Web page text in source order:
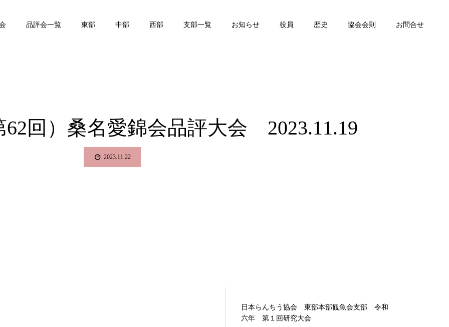
品評会一覧 東部 中部 西部 支部一覧 お知らせ 役員 歴史 協会会則 お問合せ
回）桑名愛錦会品評大会 2023.11.19
2023.11.22
日本らんちう協会 東部本部観魚会支部 令和
六年 第１回研究大会